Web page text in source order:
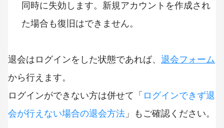
同時に失効します。新規アカウントを作成され
た場合も復旧はできません。
退会はログインをした状態であれば、 退会フォーム
から行えます。
ログインができない方は併せて「 ログインできず退
会が行えない場合の退会方法 」もご確認ください。